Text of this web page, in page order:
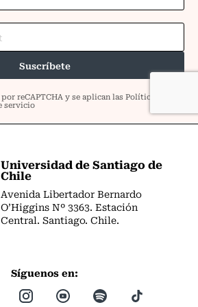
Universidad de Santiago de
Chile
Avenida Libertador Bernardo
O’Higgins Nº 3363. Estación
Central. Santiago. Chile.
Síguenos en: